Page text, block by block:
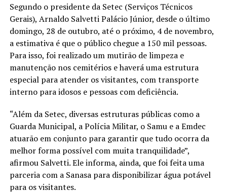
Segundo o presidente da Setec (Serviços Técnicos
Gerais), Arnaldo Salvetti Palácio Júnior, desde o último
domingo, 28 de outubro, até o próximo, 4 de novembro,
a estimativa é que o público chegue a 150 mil pessoas.
Para isso, foi realizado um mutirão de limpeza e
manutenção nos cemitérios e haverá uma estrutura
especial para atender os visitantes, com transporte
interno para idosos e pessoas com deficiência.
“Além da Setec, diversas estruturas públicas como a
Guarda Municipal, a Polícia Militar, o Samu e a Emdec
atuarão em conjunto para garantir que tudo ocorra da
melhor forma possível com muita tranquilidade”,
afirmou Salvetti. Ele informa, ainda, que foi feita uma
parceria com a Sanasa para disponibilizar água potável
para os visitantes.